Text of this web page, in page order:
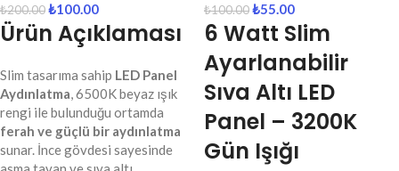
₺200.00₺100.00
Ürün Açıklaması
Slim tasarıma sahip LED Panel
Aydınlatma, 6500K beyaz ışık
rengi ile bulunduğu ortamda
ferah ve güçlü bir aydınlatma
sunar. İnce gövdesi sayesinde
₺100.00₺55.00
6 Watt Slim
Ayarlanabilir
Sıva Altı LED
Panel – 3200K
Gün Işığı